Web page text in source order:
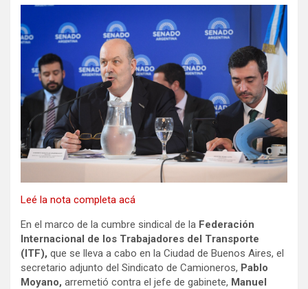
Leé la nota completa acá
En el marco de la cumbre sindical de la Federación
Internacional de los Trabajadores del Transporte
(ITF), que se lleva a cabo en la Ciudad de Buenos Aires, el
secretario adjunto del Sindicato de Camioneros, Pablo
Moyano, arremetió contra el jefe de gabinete, Manuel